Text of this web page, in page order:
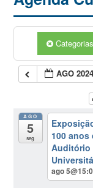
Categorias
AGO
AGO
5
seg
100
Auditório
ago